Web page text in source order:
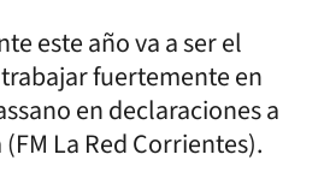
este año va a ser el
fuertemente en
en declaraciones a
La Red Corrientes).